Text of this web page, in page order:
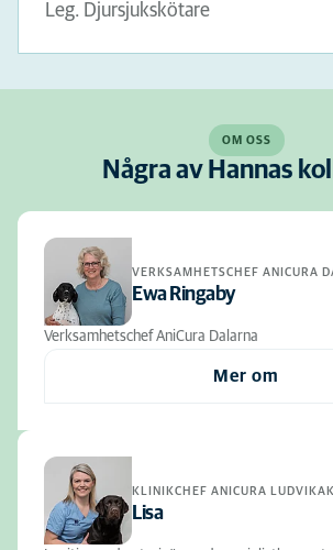
Leg. Djursjukskötare
OM OSS
Några av Hannas
VERKSAMHETSCHEF ANICURA
Ewa Ringaby
Verksamhetschef AniCura Dalarna
Mer om
KLINIKCHEF ANICURA
Lisa